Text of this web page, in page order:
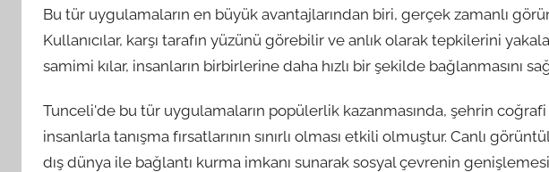
Bu tür uygulamaların en büyük avantajlarından biri, gerçek zamanlı
Kullanıcılar, karşı tarafın yüzünü görebilir ve anlık olarak tepkilerini
samimi kılar, insanların birbirlerine daha hızlı bir şekilde bağlanmasını
Tunceli'de bu tür uygulamaların popülerlik kazanmasında, şehrin coğrafi
insanlarla tanışma fırsatlarının sınırlı olması etkili olmuştur. Canlı
dış dünya ile bağlantı kurma imkanı sunarak sosyal çevrenin